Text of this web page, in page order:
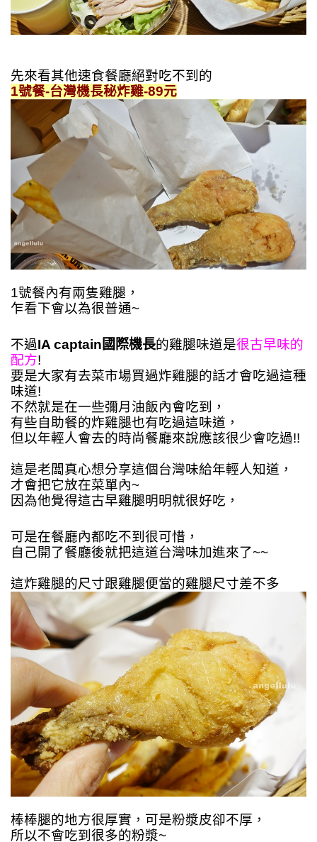
先來看其他速食餐廳絕對吃不到的
1號餐-台灣機長秘炸雞-89元
1號餐內有兩隻雞腿，
乍看下會以為很普通~
不過IA captain國際機長的雞腿味道是很古早味的
配方!
要是大家有去菜市場買過炸雞腿的話才會吃過這種
味道!
不然就是在一些彌月油飯內會吃到，
有些自助餐的炸雞腿也有吃過這味道，
但以年輕人會去的時尚餐廳來說應該很少會吃過!!
這是老闆真心想分享這個台灣味給年輕人知道，
才會把它放在菜單內~
因為他覺得這古早雞腿明明就很好吃，
可是在餐廳內都吃不到很可惜，
自己開了餐廳後就把這道台灣味加進來了~~
這炸雞腿的尺寸跟雞腿便當的雞腿尺寸差不多
棒棒腿的地方很厚實，可是粉漿皮卻不厚，
所以不會吃到很多的粉漿~